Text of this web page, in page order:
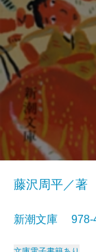
藤沢周平／著
新潮文庫